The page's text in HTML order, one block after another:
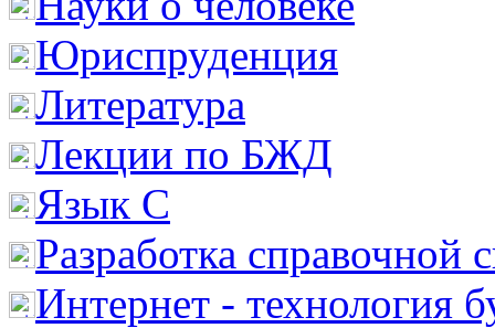
Юриспруденция
Литература
Лекции по БЖД
Язык С
Разработка справочной
Интернет - технология